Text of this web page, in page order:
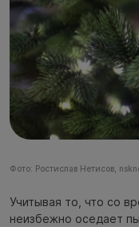
Фото: Ростислав Нетисов,
Учитывая то, что со
неизбежно оседает